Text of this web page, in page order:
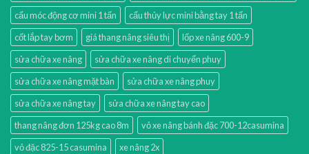
cẩu móc động cơ mini 1 tấn
cẩu thủy lực mini bằng tay 1 tấn
cốt lắp tay bơm
giá thang nâng siêu thị
lốp xe nâng 600-9
sửa chữa xe nâng
sửa chữa xe nâng di chuyển phuy
sửa chữa xe nâng mặt bàn
sửa chữa xe nâng phuy
sửa chữa xe nâng tay
sửa chữa xe nâng tay cao
thang nâng đơn 125kg cao 8m
vỏ xe nâng bánh đặc 700-12casumina
vỏ đặc 825-15 casumina
xe nâng 2x